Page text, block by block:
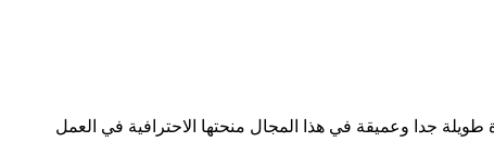
جدا وعميقة في هذا المجال منحتها الاحترافية في العمل